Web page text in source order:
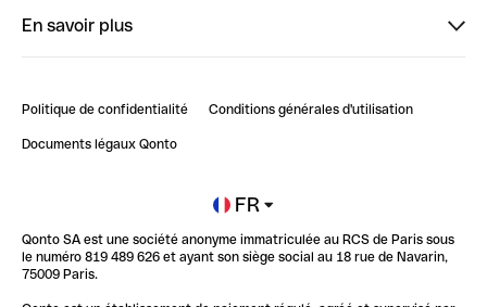
ClubQonto
Impact de l'IA sur les carrières/productivité
En savoir plus
Blog
Newsroom
Glossaire finance
Politique de confidentialité Conditions générales d'utilisation
Documents légaux Qonto
FR
Qonto SA est une société anonyme immatriculée au RCS de Paris sous
le numéro 819 489 626 et ayant son siège social au 18 rue de Navarin,
75009 Paris.